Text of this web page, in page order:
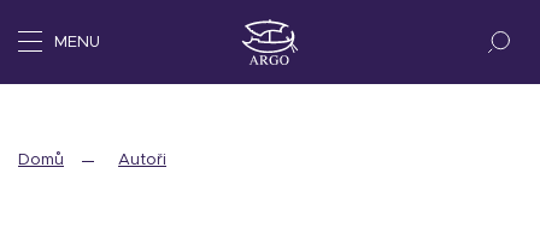
MENU
Domů Autoři